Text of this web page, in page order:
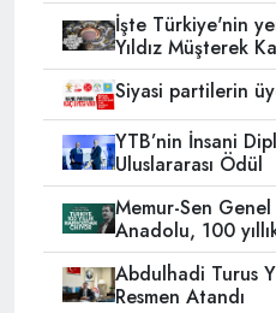
İşte Türkiye'nin
Yıldız Müşterek
Siyasi partilerin
YTB’nin İnsani
Uluslararası Ödül
Memur-Sen Genel
Anadolu, 100
Abdulhadi Turus
Resmen Atandı